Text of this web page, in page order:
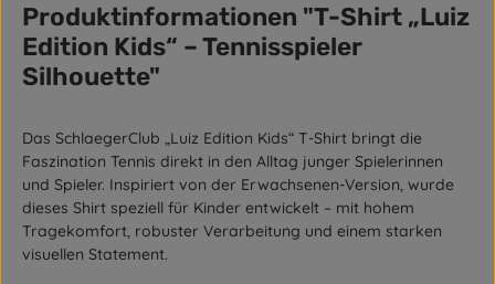
Produktinformationen "T-Shirt „Luiz
Edition Kids“ – Tennisspieler
Silhouette"
Das SchlaegerClub „Luiz Edition Kids“ T-Shirt bringt die
Faszination Tennis direkt in den Alltag junger Spielerinnen
und Spieler. Inspiriert von der Erwachsenen-Version, wurde
dieses Shirt speziell für Kinder entwickelt – mit hohem
Tragekomfort, robuster Verarbeitung und einem starken
visuellen Statement.